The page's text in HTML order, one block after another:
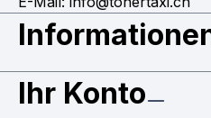
Ihr Konto